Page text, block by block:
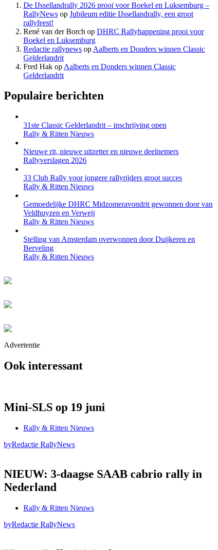
De IJssellandrally 2026 prooi voor Boekel en Luksemburg –
RallyNews op Jubileum editie IJssellandrally, een groot
rallyfeest!
René van der Borch op DHRC Rallyhappening prooi voor
Boekel en Luksemburg
Redactie rallynews op Aalberts en Donders winnen Classic
Gelderlandrit
Fred Hak op Aalberts en Donders winnen Classic
Gelderlandrit
Populaire berichten
31ste Classic Gelderlandrit – inschrijving open
Rally & Ritten Nieuws
Nieuwe rit, nieuwe uitzetter en nieuwe deelnemers
Rallyverslagen 2026
33 Club Rally voor jongere rallyrijders groot succes
Rally & Ritten Nieuws
Gemoedelijke DHRC Midzomeravondrit gewonnen door van
Veldhuyzen en Verweij
Rally & Ritten Nieuws
Stelling van Amsterdam overwonnen door Duijkeren en
Berveling
Rally & Ritten Nieuws
Advertentie
Ook interessant
Mini-SLS op 19 juni
Rally & Ritten Nieuws
byRedactie RallyNews
NIEUW: 3-daagse SAAB cabrio rally in
Nederland
Rally & Ritten Nieuws
byRedactie RallyNews